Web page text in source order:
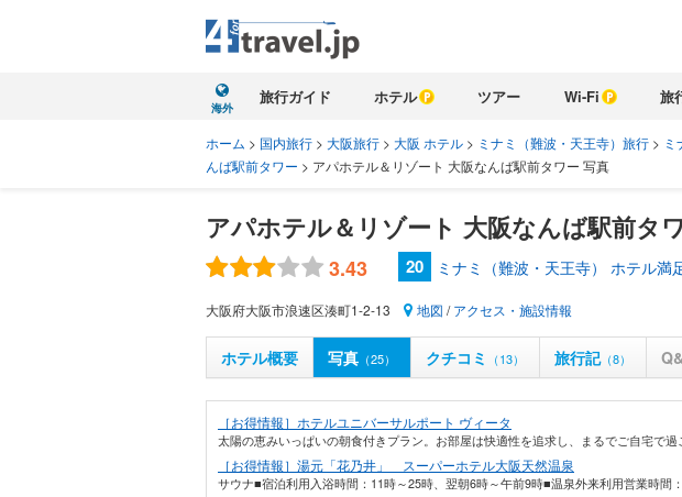
海外
旅行ガイド ホテル ツアー Wi-Fi 旅
ホーム > 国内旅行 > 大阪旅行 > 大阪 ホテル > ミナミ（難波・天王寺）旅行 >
んば駅前タワー > アパホテル＆リゾート 大阪なんば駅前タワー 写真
アパホテル＆リゾート 大阪なんば駅前タ
3.43 20 ミナミ（難波・天王寺） ホテル満
大阪府大阪市浪速区湊町1-2-13 地図 /アクセス・施設情報
ホテル概要 写真 （25） クチコミ （13） 旅行記（8）
［お得情報］ホテルユニバーサルポート ヴィータ
太陽の恵みいっぱいの朝食付きプラン。お部屋は快適性を追求し、まるでご自宅で
［お得情報］湯元「花乃井」 スーパーホテル大阪天然温泉
サウナ■宿泊利用入浴時間：11時～25時、翌朝6時～午前9時■温泉外来利用営業時間